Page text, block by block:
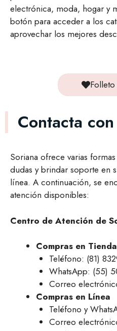
electrónica, moda, hogar y
botón para acceder a los
aprovechar los mejores
Contacta
Soriana ofrece varias
dudas y brindar soporte en
línea. A continuación, se
atención disponibles:
Centro de Atención de
Compras en Tienda
Teléfono: (81)
WhatsApp: (55)
Correo
Compras en Línea
Teléfono y
Correo